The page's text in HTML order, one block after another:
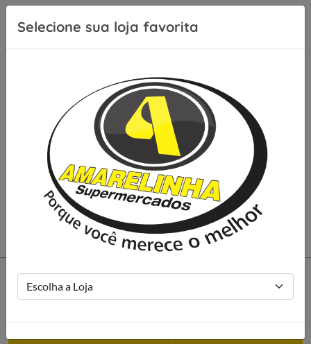
Selecione sua loja favorita
Se inscreva para receber nossas
novidades e ofertas
Cadastrar
Como podemos ajudar você?